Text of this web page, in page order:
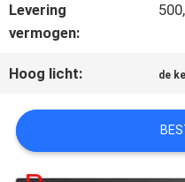
GEVALLEN
PRIVACY
Levering
vermogen:
Hoog licht: de